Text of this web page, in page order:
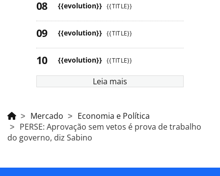
{{evolution}} {{TITLE}}
{{evolution}} {{TITLE}}
{{evolution}} {{TITLE}}
Leia mais
Mercado
Economia e Política
PERSE: Aprovação sem vetos é prova de trabalho
do governo, diz Sabino